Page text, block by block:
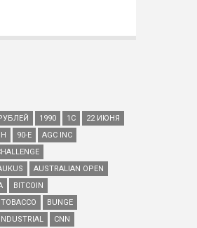
1990 1С
22 ИЮНЯ
90-Е
AGC INC
AUSTRALIAN OPEN
BITCOIN
BUNGE
CNN